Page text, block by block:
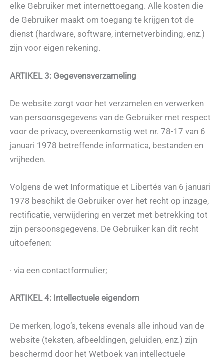
elke Gebruiker met internettoegang. Alle kosten die
de Gebruiker maakt om toegang te krijgen tot de
dienst (hardware, software, internetverbinding, enz.)
zijn voor eigen rekening.
ARTIKEL 3: Gegevensverzameling
De website zorgt voor het verzamelen en verwerken
van persoonsgegevens van de Gebruiker met respect
voor de privacy, overeenkomstig wet nr. 78-17 van 6
januari 1978 betreffende informatica, bestanden en
vrijheden.
Volgens de wet Informatique et Libertés van 6 januari
1978 beschikt de Gebruiker over het recht op inzage,
rectificatie, verwijdering en verzet met betrekking tot
zijn persoonsgegevens. De Gebruiker kan dit recht
uitoefenen:
· via een contactformulier;
ARTIKEL 4: Intellectuele eigendom
De merken, logo’s, tekens evenals alle inhoud van de
website (teksten, afbeeldingen, geluiden, enz.) zijn
beschermd door het Wetboek van intellectuele